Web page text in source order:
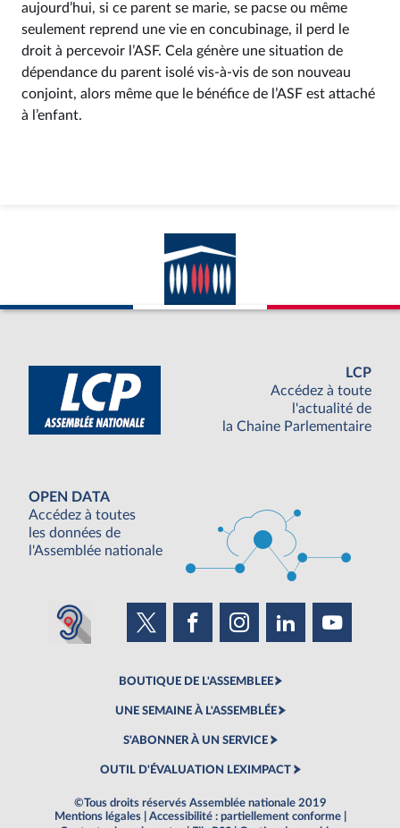
aujourd’hui, si ce parent se marie, se pacse ou même
seulement reprend une vie en concubinage, il perd le
droit à percevoir l’ASF. Cela génère une situation de
dépendance du parent isolé vis-à-vis de son nouveau
conjoint, alors même que le bénéfice de l’ASF est attaché
à l’enfant.
LCP
Accédez à toute
l'actualité de
la Chaine Parlementaire
OPEN DATA
Accédez à toutes
les données de
l'Assemblée nationale
BOUTIQUE DE L'ASSEMBLEE
UNE SEMAINE À L'ASSEMBLÉE
S'ABONNER À UN SERVICE
OUTIL D'ÉVALUATION LEXIMPACT
©Tous droits réservés Assemblée nationale 2019
Mentions légales
Accessibilité : partiellement conforme